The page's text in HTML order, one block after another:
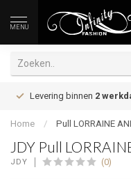
MENU
Levering binnen 2
Home / Pull LORRAINE
JDY Pull
JDY (0)